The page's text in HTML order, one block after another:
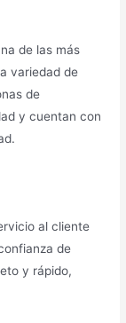
de las más
variedad de
de
y cuentan con
al cliente
de
y rápido,